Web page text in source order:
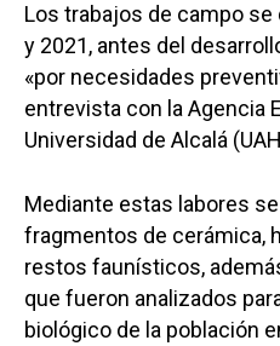
Los trabajos de campo
y 2021, antes del
«por necesidades
entrevista con la Agencia
Universidad de Alcalá
Mediante estas labores
fragmentos de cerámica,
restos faunísticos,
que fueron analizados
biológico de la población